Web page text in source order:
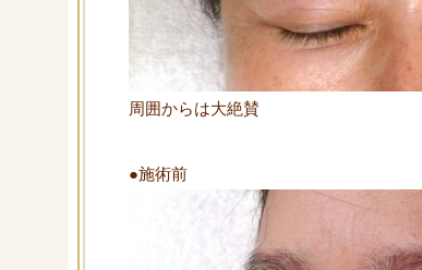
周囲からは大絶賛
●施術前